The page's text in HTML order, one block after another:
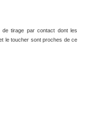
de tirage par contact dont les
le toucher sont proches de ce